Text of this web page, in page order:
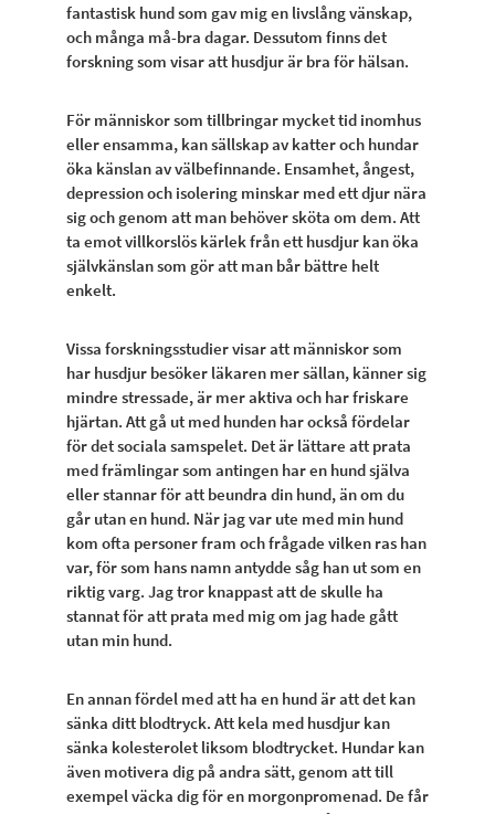
fantastisk hund som gav mig en livslång vänskap,
och många må-bra dagar. Dessutom finns det
forskning som visar att husdjur är bra för hälsan.
För människor som tillbringar mycket tid inomhus
eller ensamma, kan sällskap av katter och hundar
öka känslan av välbefinnande. Ensamhet, ångest,
depression och isolering minskar med ett djur nära
sig och genom att man behöver sköta om dem. Att
ta emot villkorslös kärlek från ett husdjur kan öka
självkänslan som gör att man bår bättre helt
enkelt.
Vissa forskningsstudier visar att människor som
har husdjur besöker läkaren mer sällan, känner sig
mindre stressade, är mer aktiva och har friskare
hjärtan. Att gå ut med hunden har också fördelar
för det sociala samspelet. Det är lättare att prata
med främlingar som antingen har en hund själva
eller stannar för att beundra din hund, än om du
går utan en hund. När jag var ute med min hund
kom ofta personer fram och frågade vilken ras han
var, för som hans namn antydde såg han ut som en
riktig varg. Jag tror knappast att de skulle ha
stannat för att prata med mig om jag hade gått
utan min hund.
En annan fördel med att ha en hund är att det kan
sänka ditt blodtryck. Att kela med husdjur kan
sänka kolesterolet liksom blodtrycket. Hundar kan
även motivera dig på andra sätt, genom att till
exempel väcka dig för en morgonpromenad. De får